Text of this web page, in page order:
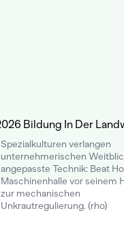
Spezialkulturen verlangen
unternehmerischen
angepasste Technik: Beat
Maschinenhalle vor seinem
zur mechanischen
Unkrautregulierung. (rho)